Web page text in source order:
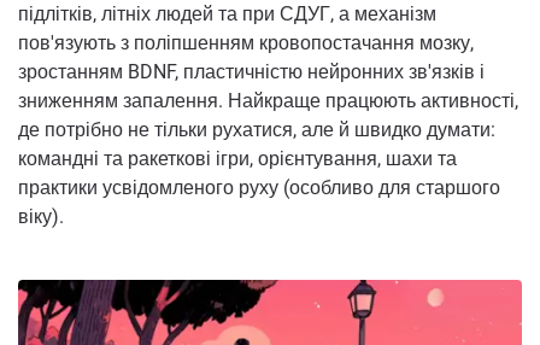
підлітків, літніх людей та при СДУГ, а механізм
пов'язують з поліпшенням кровопостачання мозку,
зростанням BDNF, пластичністю нейронних зв'язків і
зниженням запалення. Найкраще працюють активності,
де потрібно не тільки рухатися, але й швидко думати:
командні та ракеткові ігри, орієнтування, шахи та
практики усвідомленого руху (особливо для старшого
віку).